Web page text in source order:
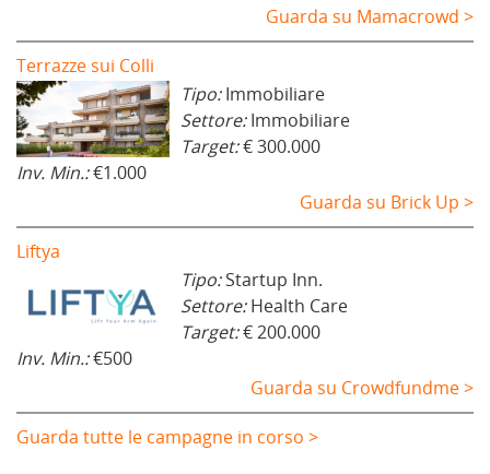
Guarda su Mamacrowd >
Terrazze sui Colli
Tipo:Immobiliare
Settore:Immobiliare
Target:€ 300.000
Inv. Min.:€1.000
Guarda su Brick Up >
Liftya
Tipo:Startup Inn.
Settore:Health Care
Target:€ 200.000
Inv. Min.:€500
Guarda su Crowdfundme >
Guarda tutte le campagne in corso >